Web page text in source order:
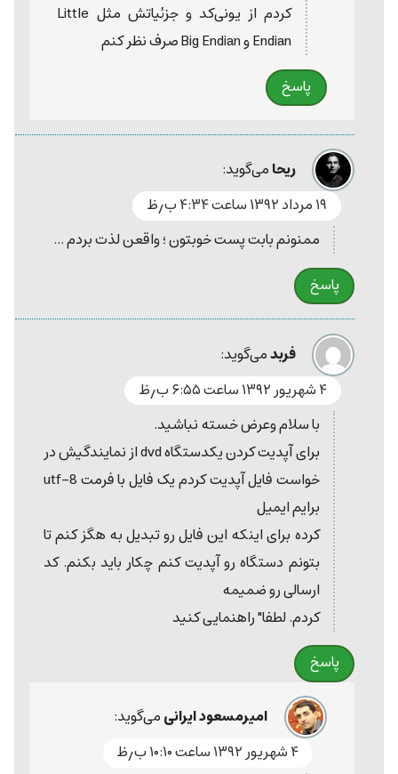
کردم از یونی‌کد و جزئیاتش مثل Little
Endian و Big Endian صرف نظر کنم
پاسخ
ریحامی‌گوید:
۱۹ مرداد ۱۳۹۲ ساعت ۴:۳۴ ب٫ظ
ممنونم بابت پست خوبتون ؛ واقعن لذت بردم ...
پاسخ
فربدمی‌گوید:
۴ شهریور ۱۳۹۲ ساعت ۶:۵۵ ب٫ظ
با سلام وعرض خسته نباشید.
برای آپدیت کردن یکدستگاه dvd از نمایندگیش در
خواست فایل آپدیت کردم یک فایل با فرمت utf-8
برایم ایمیل
کرده برای اینکه این فایل رو تبدیل به هگز کنم تا
بتونم دستگاه رو آپدیت کنم چکار باید بکنم. کد
ارسالی رو ضمیمه
کردم. لطفا" راهنمایی کنید
پاسخ
امیرمسعود ایرانیمی‌گوید:
۴ شهریور ۱۳۹۲ ساعت ۱۰:۱۰ ب٫ظ